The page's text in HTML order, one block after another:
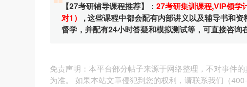
【27考研辅导课程推荐】： 27考研集训课程,VIP领学
对1）
, 这些课程中都会配有内部讲义以及辅导书和
督学，并配有24小时答疑和模拟测试等，可直接咨询
免责声明：本平台部分帖子来源于网络整理，不对事件
为准。 如果本站文章侵犯到您的权利，请联系我们（